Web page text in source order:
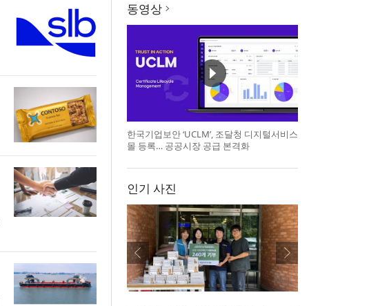
동영상
한국기업보안 ‘UCLM’, 조달청 디지털서비스
몰 등록… 공공시장 공급 본격화
인기 사진